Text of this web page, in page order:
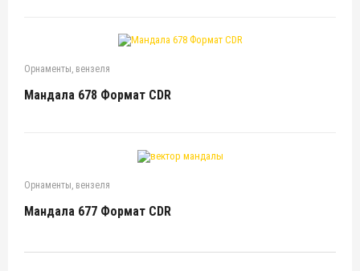
Орнаменты, вензеля
Мандала 678 Формат CDR
Орнаменты, вензеля
Мандала 677 Формат CDR